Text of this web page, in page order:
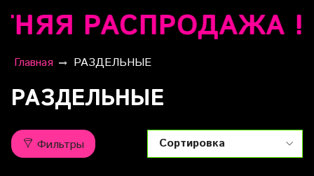
!!!
Главная РАЗДЕЛЬНЫЕ
РАЗДЕЛЬНЫЕ
Фильтры